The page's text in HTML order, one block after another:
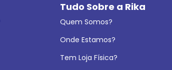
Tudo Sobre a Rika
Quem Somos?
Onde Estamos?
Tem Loja Física?